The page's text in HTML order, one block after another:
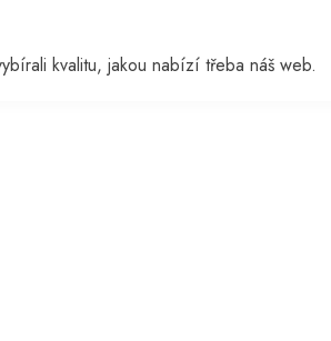
kvalitu, jakou nabízí třeba náš web.